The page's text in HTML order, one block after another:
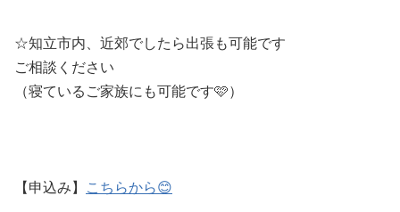
☆知立市内、近郊でしたら出張も可能です
ご相談ください
（寝ているご家族にも可能です🩷）
【申込み】 こちらから😊